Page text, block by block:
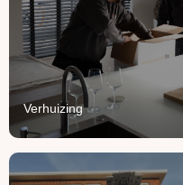
Verhuizing
B verhuizen? Wij regelen
het van A tot Z.
Lees Meer